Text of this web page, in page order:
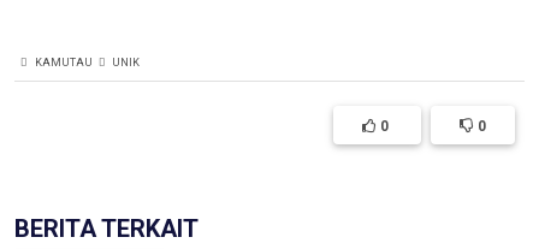
KAMUTAU UNIK
0 0
BERITA TERKAIT